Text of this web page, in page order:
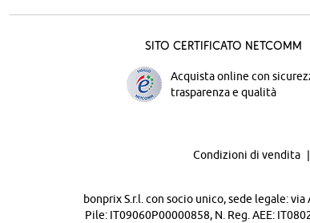
Sito certificato Netcomm
Acquista online con
trasparenza e qualità
Condizioni di vendita
bonprix S.r.l. con socio unico, sede legale:
Pile: IT09060P00000858, N. Reg. AEE: